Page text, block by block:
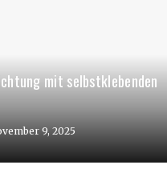
mit selbstklebenden
9, 2025